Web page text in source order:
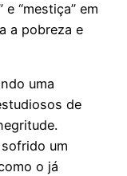
“mestiça” em
a pobreza e
uma
de
um
o já